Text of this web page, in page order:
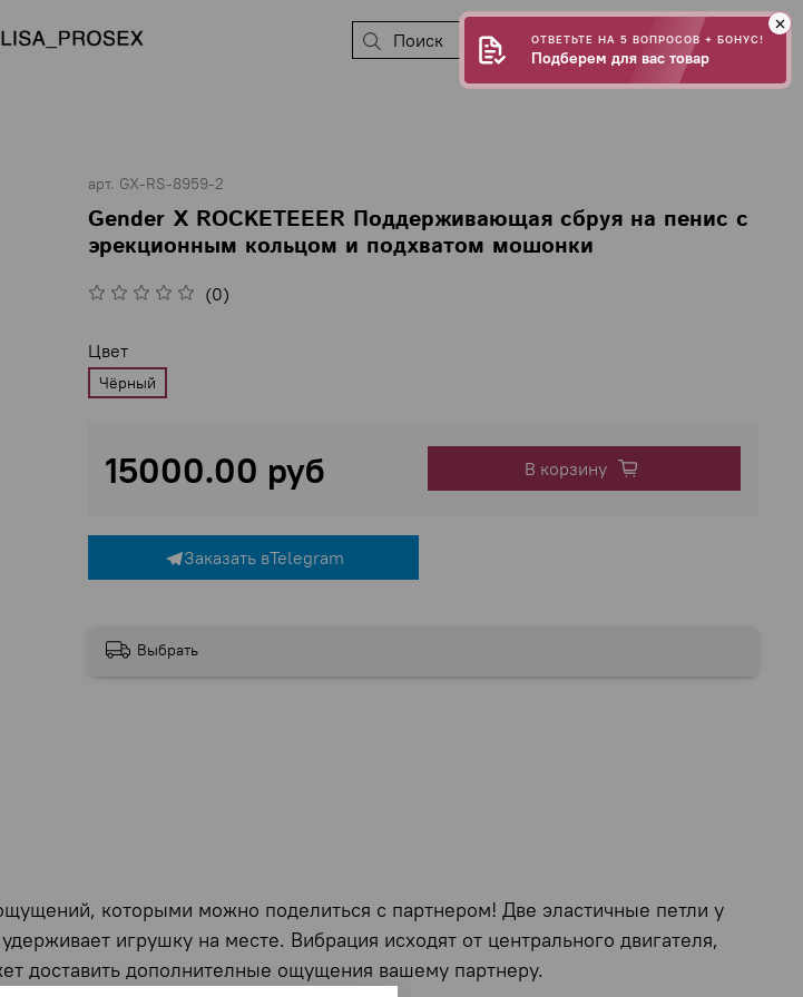
арт. GX-RS-8959-2
Gender X ROCKETEEER Поддерживающая сбруя на пенис с
эрекционным кольцом и подхватом мошонки
(0)
Цвет
Чёрный
15000.00 руб В корзину
Заказать вTelegram
Выбрать
которыми можно поделиться с партнером! Две эластичные петли у
игрушку на месте. Вибрация исходят от центрального двигателя,
доставить дополнителные ощущения вашему партнеру.
ОТВЕТЬТЕ НА 5 ВОПРОСОВ + БОНУС!
Подберем для вас товар